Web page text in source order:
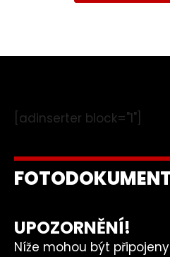
[adinserter block="1"]
UPOZORNĚNÍ!
Níže mohou být